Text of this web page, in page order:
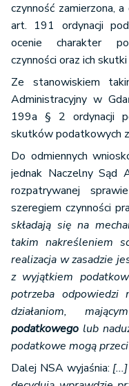
czynność zamierzona,
art. 191 ordynacji
ocenie charakter
czynności oraz ich
Ze stanowiskiem
Administracyjny w
199a § 2 ordynacji
skutków podatkowych
Do odmiennych
jednak Naczelny Sąd
rozpatrywanej
szeregiem czynności
składają się na
takim nakreśleniem
realizacja w zasadzie
z wyjątkiem
potrzeba odpowiedzi
działaniom,
podatkowego lub
podatkowe mogą
Dalej NSA wyjaśnia: